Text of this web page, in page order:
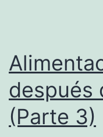
después
(Parte 3)